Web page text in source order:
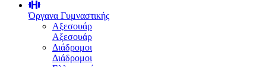
Όργανα Γυμναστικής
Αξεσουάρ
Αξεσουάρ
Διάδρομοι
Διάδρομοι